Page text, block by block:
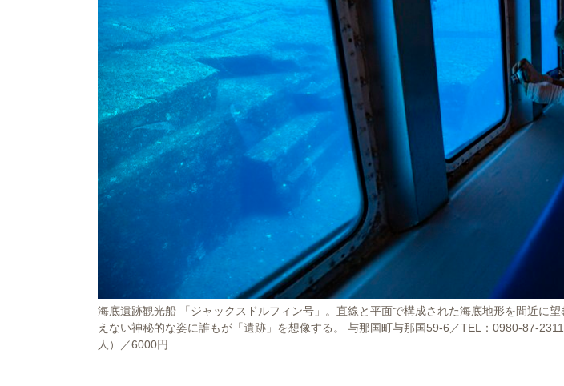
海底遺跡観光船 「ジャックスドルフィン号」。直線と平面で構成された海底地形を間近に
えない神秘的な姿に誰もが「遺跡」を想像する。 与那国町与那国59-6／TEL：0980-87-
人）／6000円